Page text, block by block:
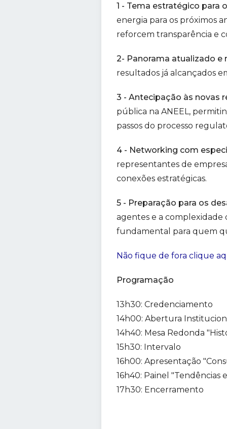
1 - Tema estratégico para
energia para os próximos
reforcem transparência e
2- Panorama atualizado e
resultados já alcançados
3 - Antecipação às novas
pública na ANEEL,
passos do processo
4 - Networking com
representantes de
conexões estratégicas.
5 - Preparação para os
agentes e a complexidade
fundamental para quem
Não fique de fora clique
Programação
13h30: Credenciamento
14h00: Abertura
14h40: Mesa Redonda
15h30: Intervalo
16h00: Apresentação
16h40: Painel "Tendências
17h30: Encerramento